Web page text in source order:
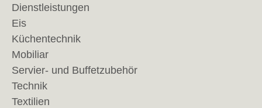
Dienstleistungen
Eis
Küchentechnik
Mobiliar
Servier- und Buffetzubehör
Technik
Textilien